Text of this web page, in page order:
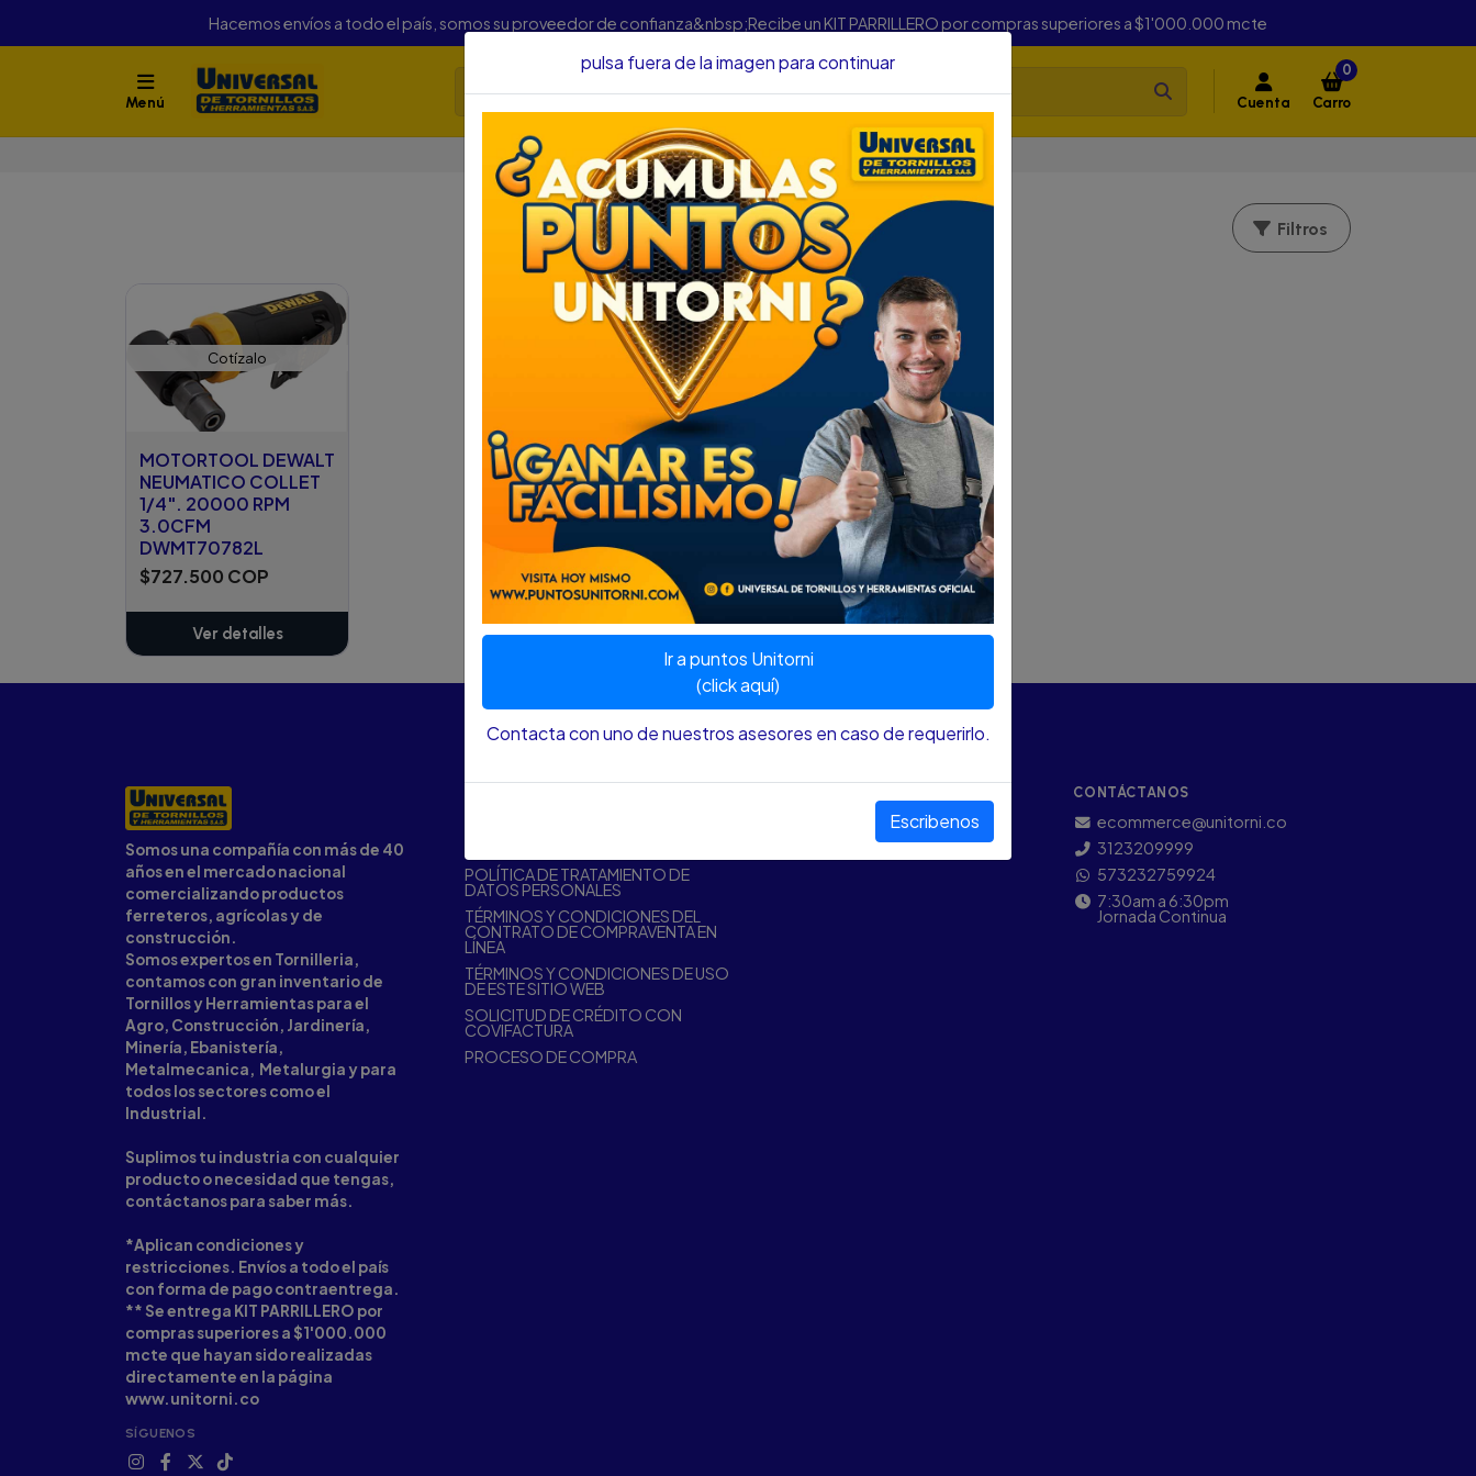
Hacemos envíos a todo el país, somos su proveedor de confianza&nbsp;Recibe un KIT PARRILLERO por compras superiores a $1'000.000 mcte
Menú Cuenta
0
Carro
Herramientas Herramienta Neumática Mototool Neumático
Mototool Neumático Filtros
Cotízalo
MOTORTOOL DEWALT
NEUMATICO COLLET
1/4". 20000 RPM
3.0CFM
DWMT70782L
$727.500 COP
Ver detalles
Somos una compañía con más de 40
años en el mercado nacional
comercializando productos
ferreteros, agrícolas y de
construcción.
Somos expertos en Tornilleria,
contamos con gran inventario de
Tornillos y Herramientas para el
Agro, Construcción, Jardinería,
Minería, Ebanistería,
Metalmecanica, Metalurgia y para
todos los sectores como el
Industrial.
Suplimos tu industria con cualquier
producto o necesidad que tengas,
contáctanos para saber más.
*Aplican condiciones y
restricciones. Envíos a todo el país
con forma de pago contraentrega.
** Se entrega KIT PARRILLERO por
compras superiores a $1'000.000
mcte que hayan sido realizadas
directamente en la página
www.unitorni.co
SÍGUENOS
POLÍTICA DE TRATAMIENTO DE
DATOS PERSONALES
TÉRMINOS Y CONDICIONES DEL
CONTRATO DE COMPRAVENTA EN
LÍNEA
TÉRMINOS Y CONDICIONES DE USO
DE ESTE SITIO WEB
SOLICITUD DE CRÉDITO CON
COVIFACTURA
PROCESO DE COMPRA
NUESTRAS SEDES
CONTÁCTANOS
ecommerce@unitorni.co
3123209999
573232759924
7:30am a 6:30pm
Jornada Continua
pulsa fuera de la imagen para continuar
Ir a puntos Unitorni
(click aquí)
Contacta con uno de nuestros asesores en caso de requerirlo.
Escribenos